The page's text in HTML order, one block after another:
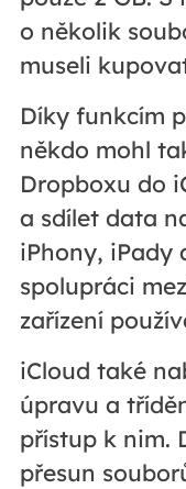
o několik
museli
Díky funkcím
někdo mohl
Dropboxu do
a sdílet data
iPhony, iPady
spolupráci
zařízení
iCloud také
úpravu a
přístup k nim.
přesun